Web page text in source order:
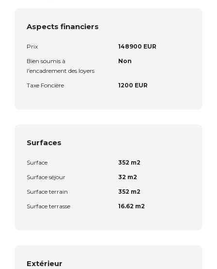
Aspects financiers
Prix
148900 EUR
Bien soumis à
l'encadrement des loyers
Non
Taxe Foncière 1200 EUR
Surfaces
Surface
352 m2
Surface séjour
32 m2
Surface terrain
352 m2
Surface terrasse
16.62 m2
Extérieur